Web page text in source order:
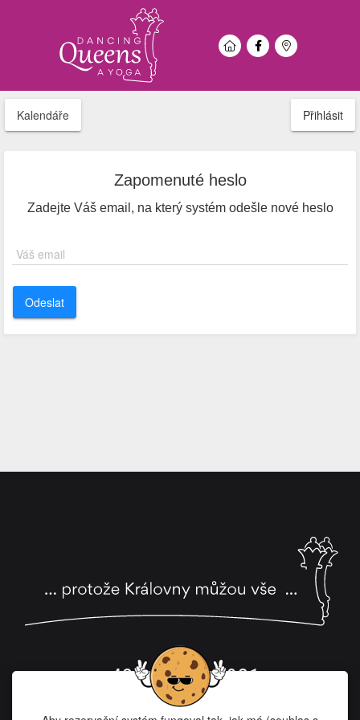
Kalendáře Přihlásit
Zapomenuté heslo
Zadejte Váš email, na který systém odešle nové heslo
Váš email
Odeslat
+420 606 633 931
viktoria@danceayoga.eu